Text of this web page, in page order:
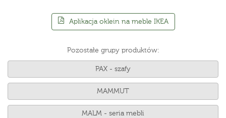
Aplikacja oklein na meble IKEA
Pozostałe grupy produktów:
PAX - szafy
MAMMUT
MALM - seria mebli